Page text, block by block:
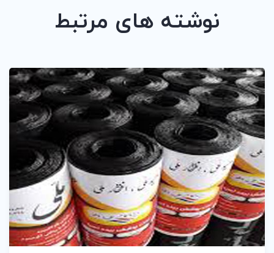
نوشته های مرتبط